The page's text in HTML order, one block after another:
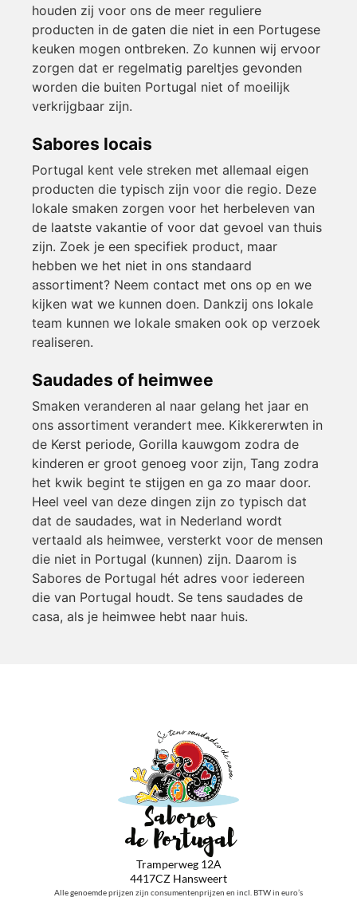
houden zij voor ons de meer reguliere
producten in de gaten die niet in een Portugese
keuken mogen ontbreken. Zo kunnen wij ervoor
zorgen dat er regelmatig pareltjes gevonden
worden die buiten Portugal niet of moeilijk
verkrijgbaar zijn.
Sabores locais
Portugal kent vele streken met allemaal eigen
producten die typisch zijn voor die regio. Deze
lokale smaken zorgen voor het herbeleven van
de laatste vakantie of voor dat gevoel van thuis
zijn. Zoek je een specifiek product, maar
hebben we het niet in ons standaard
assortiment? Neem contact met ons op en we
kijken wat we kunnen doen. Dankzij ons lokale
team kunnen we lokale smaken ook op verzoek
realiseren.
Saudades of heimwee
Smaken veranderen al naar gelang het jaar en
ons assortiment verandert mee. Kikkererwten in
de Kerst periode, Gorilla kauwgom zodra de
kinderen er groot genoeg voor zijn, Tang zodra
het kwik begint te stijgen en ga zo maar door.
Heel veel van deze dingen zijn zo typisch dat
dat de saudades, wat in Nederland wordt
vertaald als heimwee, versterkt voor de mensen
die niet in Portugal (kunnen) zijn. Daarom is
Sabores de Portugal hét adres voor iedereen
die van Portugal houdt. Se tens saudades de
casa, als je heimwee hebt naar huis.
Tramperweg 12A
4417CZ Hansweert
Alle genoemde prijzen zijn consumentenprijzen en incl. BTW in euro’s